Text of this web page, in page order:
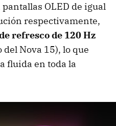
OLED de igual
respectivamente,
refresco de 120 Hz
Nova 15), lo que
fluida en toda la